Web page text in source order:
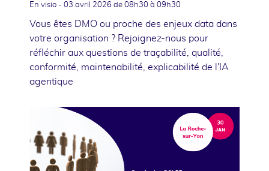
En visio - 03 avril 2026 de 08h30 à 09h30
Vous êtes DMO ou proche des enjeux data dans
votre organisation ? Rejoignez-nous pour
réfléchir aux questions de traçabilité, qualité,
conformité, maintenabilité, explicabilité de l'IA
agentique